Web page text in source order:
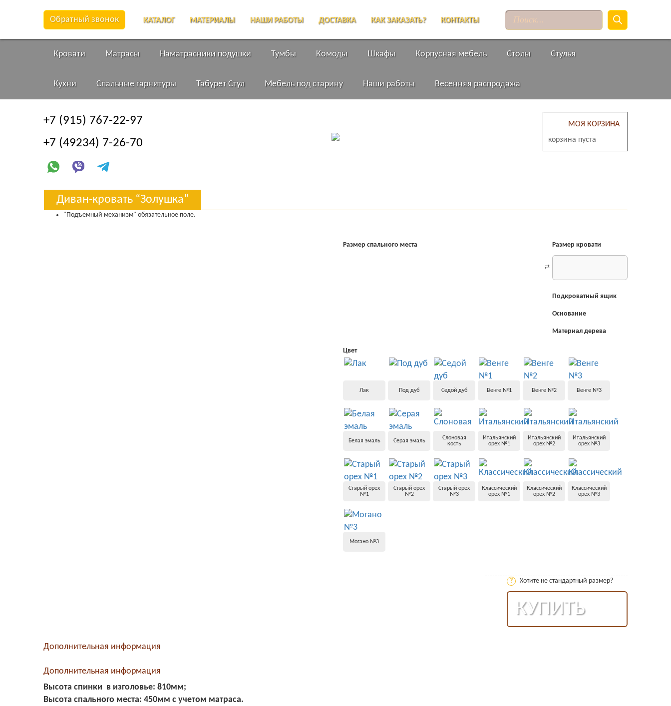
Обратный звонок КАТАЛОГ МАТЕРИАЛЫ НАШИ РАБОТЫ ДОСТАВКА КАК ЗАКАЗАТЬ? КОНТАКТЫ
Поиск
товаров
Кровати Матрасы Наматрасники подушки Тумбы Комоды Шкафы Корпусная мебель Столы Стулья
Кухни Спальные гарнитуры Табурет Стул Мебель под старину Наши работы Весенняя распродажа
+7 (915) 767-22-97
+7 (49234) 7-26-70
МОЯ КОРЗИНА
корзина пуста
Диван-кровать “Золушка”
"Подъемный механизм" обязательное поле.
Основание
Размер кровати
Размер спального места
Цвет
Лак Под дуб Седой дуб Венге №1 Венге №2 Венге №3
Белая эмаль Серая эмаль
Слоновая
кость
Итальянский
орех №1
Итальянский
орех №2
Итальянский
орех №3
Старый орех
№1
Старый орех
№2
Старый орех
№3
Классический
орех №1
Классический
орех №2
Классический
орех №3
Могано №3
Материал дерева
Подкроватный ящик
? Хотите не стандартный размер?
КУПИТЬ
Дополнительная информация
Дополнительная информация
Высота спинки в изголовье: 810мм;
Высота спального места: 450мм с учетом матраса.